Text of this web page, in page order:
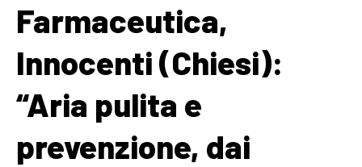
Farmaceutica,
Innocenti (Chiesi):
“Aria pulita e
prevenzione, dai